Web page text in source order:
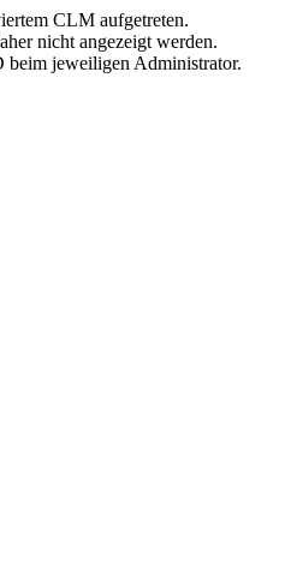
CLM aufgetreten.
nicht angezeigt werden.
beim jeweiligen Administrator.